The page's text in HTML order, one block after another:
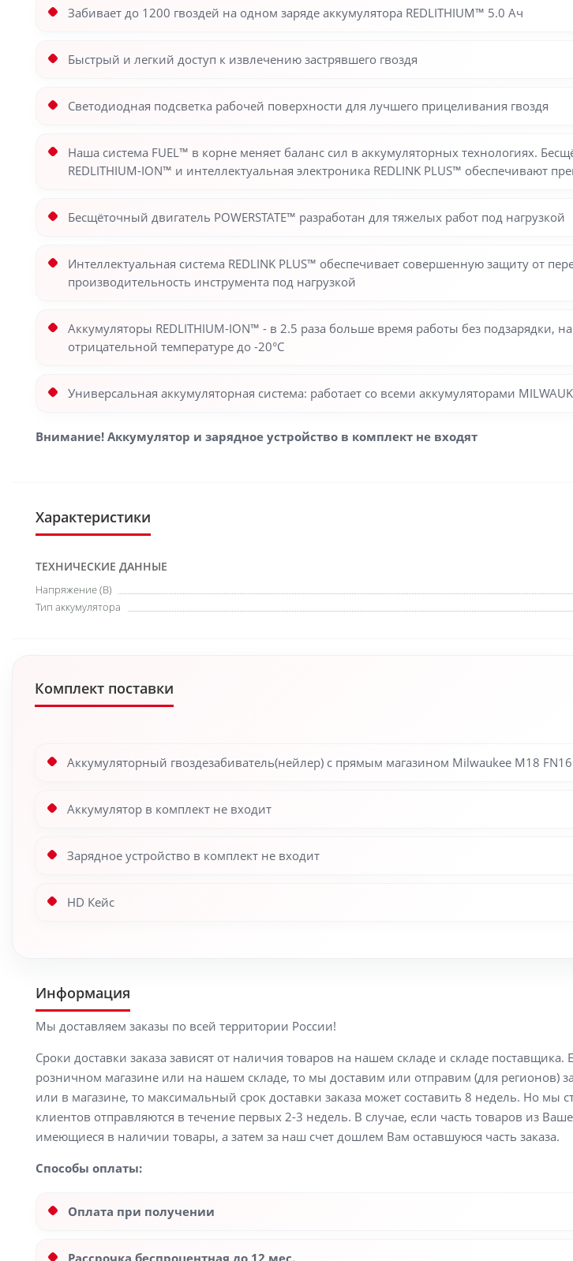
Забивает до 1200 гвоздей на одном заряде аккумулятора REDLITHIUM™ 5.0 Ач
Быстрый и легкий доступ к извлечению застрявшего гвоздя
Светодиодная подсветка рабочей поверхности для лучшего прицеливания гвоздя
Наша система FUEL™ в корне меняет баланс сил в аккумуляторных технологиях.
REDLITHIUM-ION™ и интеллектуальная электроника REDLINK PLUS™ обеспечивают
Бесщёточный двигатель POWERSTATE™ разработан для тяжелых работ под нагрузкой
Интеллектуальная система REDLINK PLUS™ обеспечивает совершенную защиту от
производительность инструмента под нагрузкой
Аккумуляторы REDLITHIUM-ION™ - в 2.5 раза больше время работы без подзарядки,
отрицательной температуре до -20°С
Универсальная аккумуляторная система: работает со всеми аккумуляторами
Внимание! Аккумулятор и зарядное устройство в комплект не входят
Характеристики
ТЕХНИЧЕСКИЕ ДАННЫЕ
Напряжение (В)
Тип аккумулятора
Комплект поставки
Аккумуляторный гвоздезабиватель(нейлер) с прямым магазином Milwaukee M18
Аккумулятор в комплект не входит
Зарядное устройство в комплект не входит
HD Кейс
Информация
Мы доставляем заказы по всей территории России!
Сроки доставки заказа зависят от наличия товаров на нашем складе и складе
розничном магазине или на нашем складе, то мы доставим или отправим (для регионов)
или в магазине, то максимальный срок доставки заказа может составить 8 недель. Но мы
клиентов отправляются в течение первых 2-3 недель. В случае, если часть товаров из
имеющиеся в наличии товары, а затем за наш счет дошлем Вам оставшуюся часть заказа.
Способы оплаты:
Оплата при получении
Рассрочка беспроцентная до 12 мес.